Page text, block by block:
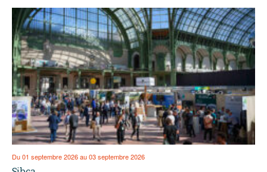
Du 01 septembre 2026 au 03 septembre 2026